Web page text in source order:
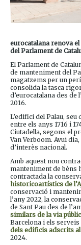
eurocatalana renova
del Parlament de
El Parlament de
de manteniment del
magatzems per un
consolida la tasca
d’eurocatalana des
2016.
L’edifici del Palau,
entre els anys 1716 i
Ciutadella, segons el
Van Verboom. Avui
d’interès nacional.
Amb aquest nou
manteniment de bèns
contractada la
historicoartístics de
conservació i
l’any 2022, la
de Sant Pau des de
similars de la via
Barcelona i els
dels edificis adscrits
2024.